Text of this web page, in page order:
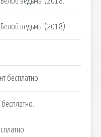
ведьмы (2018).
бесплатно.